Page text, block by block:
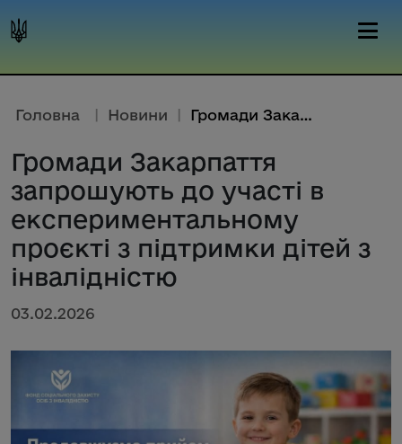
Головна | Новини | Громади Закарпаття запрошують ...
Громади Закарпаття
запрошують до участі в
експериментальному
проєкті з підтримки дітей з
інвалідністю
03.02.2026